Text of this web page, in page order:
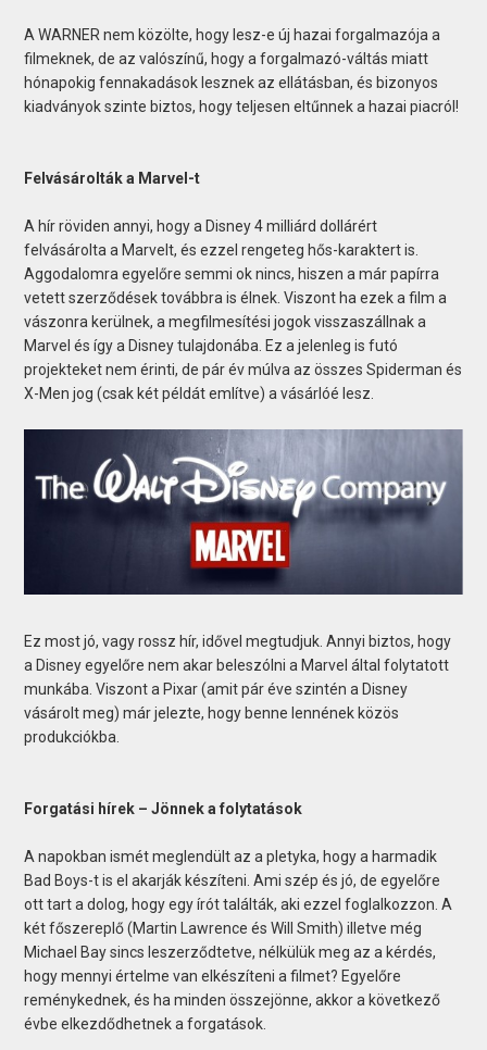
A WARNER nem közölte, hogy lesz-e új hazai forgalmazója a
filmeknek, de az valószínű, hogy a forgalmazó-váltás miatt
hónapokig fennakadások lesznek az ellátásban, és bizonyos
kiadványok szinte biztos, hogy teljesen eltűnnek a hazai piacról!
Felvásárolták a Marvel-t
A hír röviden annyi, hogy a Disney 4 milliárd dollárért
felvásárolta a Marvelt, és ezzel rengeteg hős-karaktert is.
Aggodalomra egyelőre semmi ok nincs, hiszen a már papírra
vetett szerződések továbbra is élnek. Viszont ha ezek a film a
vászonra kerülnek, a megfilmesítési jogok visszaszállnak a
Marvel és így a Disney tulajdonába. Ez a jelenleg is futó
projekteket nem érinti, de pár év múlva az összes Spiderman és
X-Men jog (csak két példát említve) a vásárlóé lesz.
Ez most jó, vagy rossz hír, idővel megtudjuk. Annyi biztos, hogy
a Disney egyelőre nem akar beleszólni a Marvel által folytatott
munkába. Viszont a Pixar (amit pár éve szintén a Disney
vásárolt meg) már jelezte, hogy benne lennének közös
produkciókba.
Forgatási hírek – Jönnek a folytatások
A napokban ismét meglendült az a pletyka, hogy a harmadik
Bad Boys-t is el akarják készíteni. Ami szép és jó, de egyelőre
ott tart a dolog, hogy egy írót találták, aki ezzel foglalkozzon. A
két főszereplő (Martin Lawrence és Will Smith) illetve még
Michael Bay sincs leszerződtetve, nélkülük meg az a kérdés,
hogy mennyi értelme van elkészíteni a filmet? Egyelőre
reménykednek, és ha minden összejönne, akkor a következő
évbe elkezdődhetnek a forgatások.